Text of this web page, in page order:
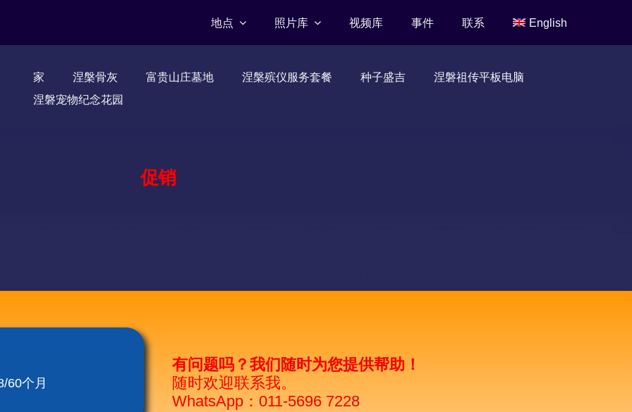
地点 照片库 视频库 事件 联系 English
家 涅槃骨灰 富贵山庄墓地 涅槃殡仪服务套餐 种子盛吉
涅磐祖传平板电脑
涅磐宠物纪念花园
促销
60个月
有问题吗？我们随时为您提供帮助！
随时欢迎联系我。
WhatsApp：011-5696 7228